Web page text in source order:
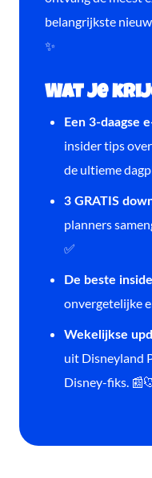
belangrijkste
✨
Wat je
Een 3-daagse
insider tips
de ultieme
3 GRATIS
planners
✅
De beste
onvergetelijke
Wekelijkse
uit Disneyland
Disney-fiks.